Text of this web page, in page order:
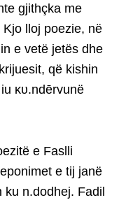
gjithçka me
Kjo lloj poezie, në
e vetë jetës dhe
që kishin
κυ.ndērvunë
e Faslli
e tij janë
ku n.dodhej. Fadil